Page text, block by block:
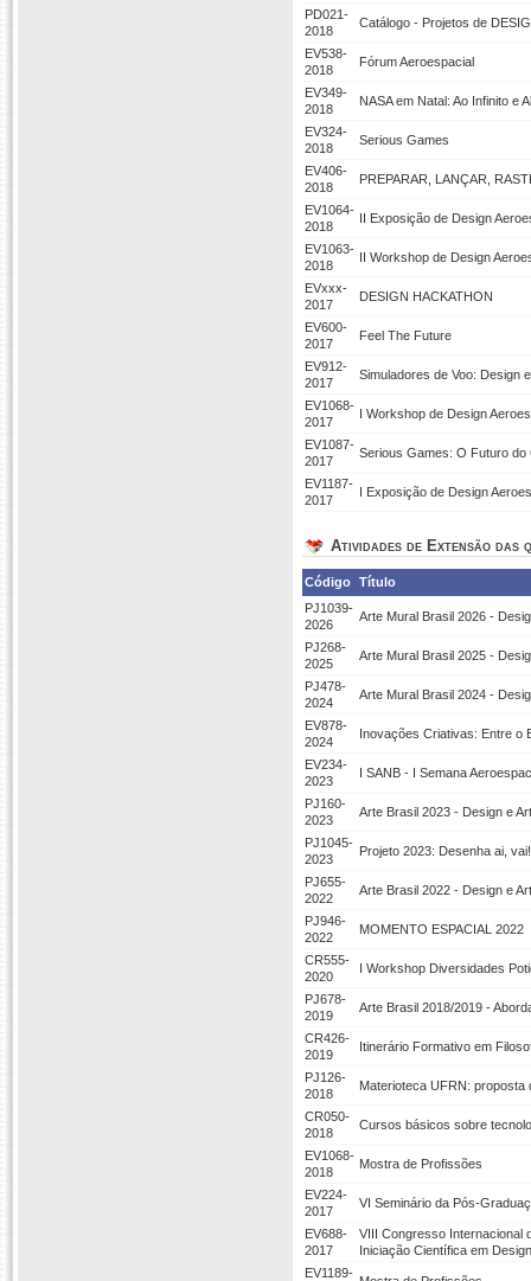
PD021-
2018
Catálogo - Projetos de
EV538-
2018
Fórum Aeroespacial
EV349-
2018
NASA em Natal: Ao Infinito e
EV324-
2018
Serious Games
EV406-
2018
PREPARAR, LANÇAR,
EV1064-
2018
II Exposição de Design
EV1063-
2018
II Workshop de Design
EVxxx-
2017
DESIGN HACKATHON
EV600-
2017
Feel The Future
EV912-
2017
Simuladores de Voo: Design
EV1068-
2017
I Workshop de Design
EV1087-
2017
Serious Games: O Futuro do
EV1187-
2017
I Exposição de Design
Atividades de Extensão das
Código Título
PJ1039-
2026
Arte Mural Brasil 2026 -
PJ268-
2025
Arte Mural Brasil 2025 -
PJ478-
2024
Arte Mural Brasil 2024 -
EV878-
2024
Inovações Criativas: Entre o
EV234-
2023
I SANB - I Semana
PJ160-
2023
Arte Brasil 2023 - Design e
PJ1045-
2023
Projeto 2023: Desenha ai, vai!
PJ655-
2022
Arte Brasil 2022 - Design e
PJ946-
2022
MOMENTO ESPACIAL 2022
CR555-
2020
I Workshop Diversidades
PJ678-
2019
Arte Brasil 2018/2019 -
CR426-
2019
Itinerário Formativo em
PJ126-
2018
Materioteca UFRN: proposta
CR050-
2018
Cursos básicos sobre
EV1068-
2018
Mostra de Profissões
EV224-
2017
VI Seminário da Pós-
EV688-
2017
VIII Congresso Internacional
Iniciação Científica em
EV1189-